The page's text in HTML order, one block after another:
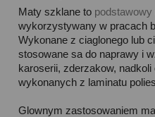
Maty szklane to
wykorzystywany w pracach
Wykonane z ciaglonego lub
stosowane sa do naprawy i
karoserii, zderzakow,
wykonanych z laminatu
Glownym zastosowaniem